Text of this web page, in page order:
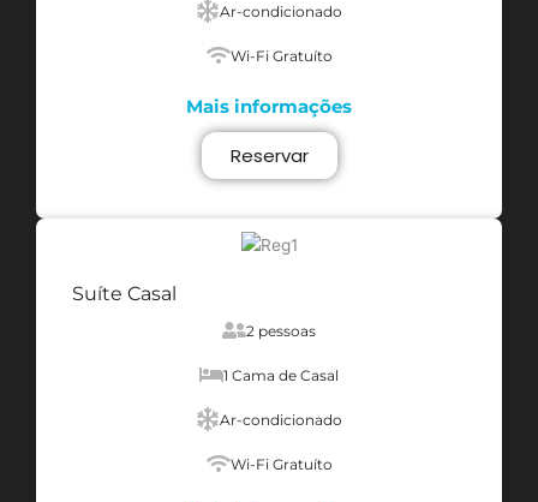
Ar-condicionado
Wi-Fi Gratuíto
Mais informações
Reservar
Suíte Casal
2 pessoas
1 Cama de Casal
Ar-condicionado
Wi-Fi Gratuíto